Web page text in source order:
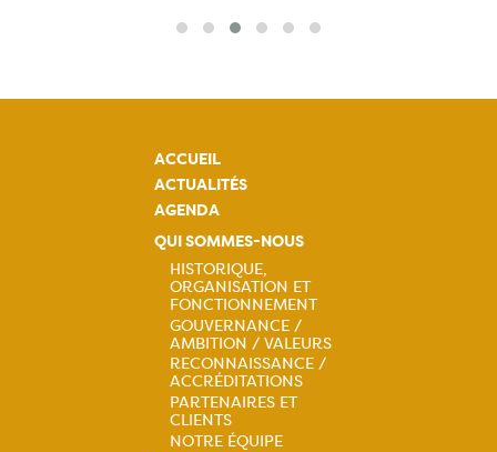
ACCUEIL
ACTUALITÉS
AGENDA
QUI SOMMES-NOUS
Navigation
principale
HISTORIQUE,
ORGANISATION ET
FONCTIONNEMENT
GOUVERNANCE /
AMBITION / VALEURS
RECONNAISSANCE /
ACCRÉDITATIONS
PARTENAIRES ET
CLIENTS
NOTRE ÉQUIPE